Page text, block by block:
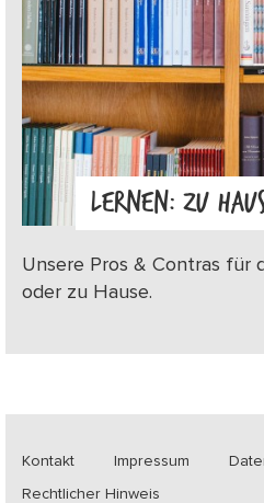
LERNEN: ZU
Unsere Pros & Contras für
oder zu Hause.
Kontakt Impressum
Rechtlicher Hinweis